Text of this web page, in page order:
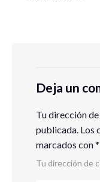
Deja un
Tu dirección
publicada. Los
marcados con*
Tu dirección de